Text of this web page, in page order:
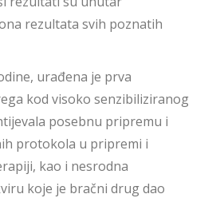
rezultata svih poznatih
urađena je prva
kod visoko senzibiliziranog
posebnu pripremu i
protokola u pripremi i
kao i nesrodna
koje je bračni drug dao